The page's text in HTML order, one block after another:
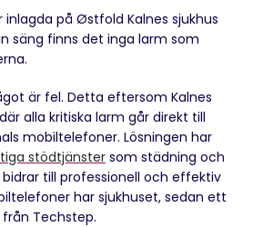
på Østfold Kalnes sjukhus
säng finns det inga larm som
är fel. Detta eftersom Kalnes
alla kritiska larm går direkt till
mobiltelefoner. Lösningen har
stödtjänster som städning och
till professionell och effektiv
har sjukhuset, sedan ett
Techstep.